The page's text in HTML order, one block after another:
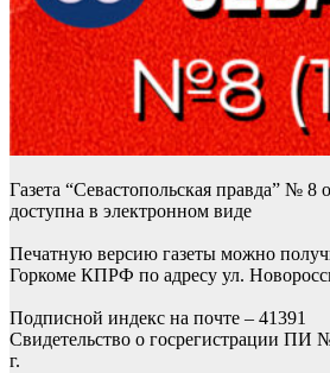
Газета “Севастопольская правда” № 8
доступна в электронном виде
Печатную версию газеты можно
Горкоме КПРФ по адресу ул.
Подписной индекс на почте – 41391
Свидетельство о госрегистрации ПИ
г.